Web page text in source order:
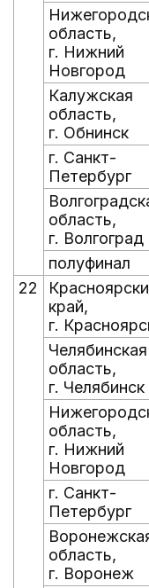
область,
г. Нижний
Новгород
Калужская
область,
г. Обнинск
г. Санкт-
Петербург
область,
г. Волгоград
полуфинал
22
край,
г.
Челябинская
область,
г. Челябинск
область,
г. Нижний
Новгород
г. Санкт-
Петербург
область,
г. Воронеж